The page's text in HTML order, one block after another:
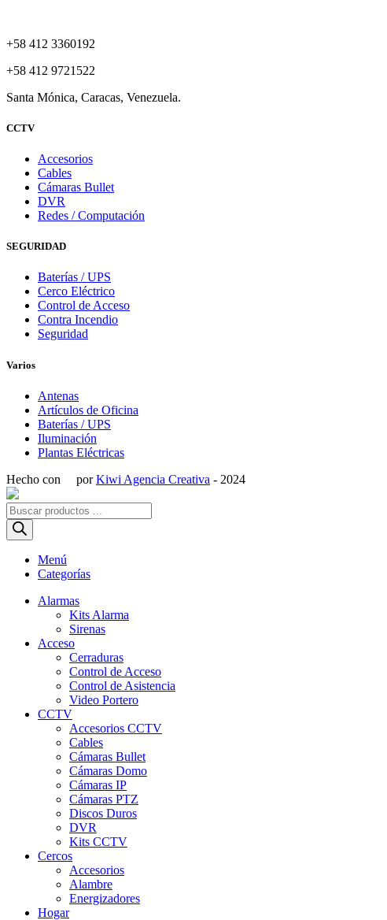
+58 412 3360192
+58 412 9721522
Santa Mónica, Caracas, Venezuela.
CCTV
Accesorios
Cables
Cámaras Bullet
DVR
Redes / Computación
SEGURIDAD
Baterías / UPS
Cerco Eléctrico
Control de Acceso
Contra Incendio
Seguridad
Varios
Antenas
Artículos de Oficina
Baterías / UPS
Iluminación
Plantas Eléctricas
Hecho con
porKiwi Agencia Creativa - 2024
Búsqueda
de
productos
Menú
Categorías
Alarmas
Kits Alarma
Sirenas
Acceso
Cerraduras
Control de Acceso
Control de Asistencia
Video Portero
CCTV
Accesorios CCTV
Cables
Cámaras Bullet
Cámaras Domo
Cámaras IP
Cámaras PTZ
Discos Duros
DVR
Kits CCTV
Cercos
Accesorios
Alambre
Energizadores
Hogar